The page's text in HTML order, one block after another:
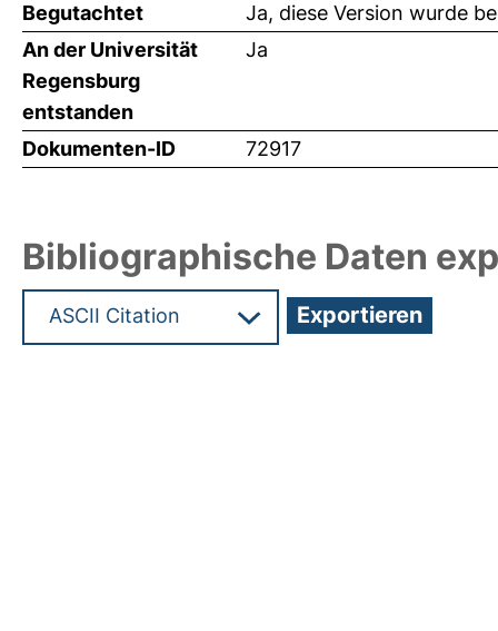
Begutachtet
Ja, diese Version wurde
An der Universität
Regensburg
entstanden
Ja
Dokumenten-ID 72917
Bibliographische Daten